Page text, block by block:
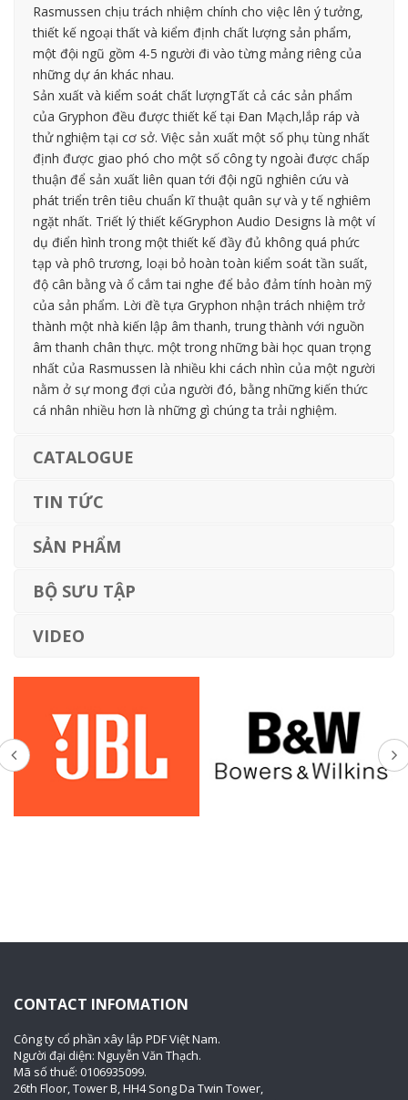
Rasmussen chịu trách nhiệm chính cho việc lên ý tưởng,
thiết kế ngoại thất và kiểm định chất lượng sản phẩm,
một đội ngũ gồm 4-5 người đi vào từng mảng riêng của
những dự án khác nhau.
Sản xuất và kiểm soát chất lượngTất cả các sản phẩm
của Gryphon đều được thiết kế tại Đan Mạch,lắp ráp và
thử nghiệm tại cơ sở. Việc sản xuất một số phụ tùng nhất
định được giao phó cho một số công ty ngoài được chấp
thuận để sản xuất liên quan tới đội ngũ nghiên cứu và
phát triển trên tiêu chuẩn kĩ thuật quân sự và y tế nghiêm
ngặt nhất. Triết lý thiết kếGryphon Audio Designs là một ví
dụ điển hình trong một thiết kế đầy đủ không quá phức
tạp và phô trương, loại bỏ hoàn toàn kiểm soát tần suất,
độ cân bằng và ổ cắm tai nghe để bảo đảm tính hoàn mỹ
của sản phẩm. Lời đề tựa Gryphon nhận trách nhiệm trở
thành một nhà kiến lập âm thanh, trung thành với nguồn
âm thanh chân thực. một trong những bài học quan trọng
nhất của Rasmussen là nhiều khi cách nhìn của một người
nằm ở sự mong đợi của người đó, bằng những kiến thức
cá nhân nhiều hơn là những gì chúng ta trải nghiệm.
CATALOGUE
TIN TỨC
SẢN PHẨM
BỘ SƯU TẬP
VIDEO
CONTACT INFOMATION
Công ty cổ phần xây lắp PDF Việt Nam.
Người đại diện: Nguyễn Văn Thạch.
Mã số thuế: 0106935099.
26th Floor, Tower B, HH4 Song Da Twin Tower,